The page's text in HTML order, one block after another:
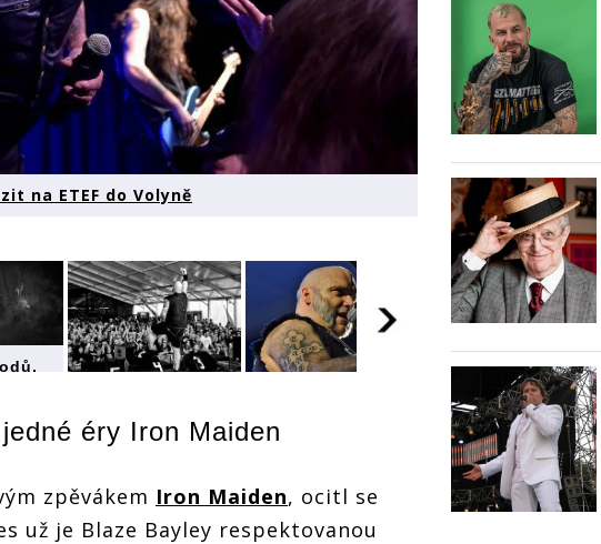
na ETEF do Volyně
proč letos vyrazit
na ETEF do
proč letos vyrazit
TOP 10 důvodů,
proč letos vyrazit
na ETEF do
Volyně
éry Iron Maiden
zpěvákem Iron Maiden, ocitl se
už je Blaze Bayley respektovanou